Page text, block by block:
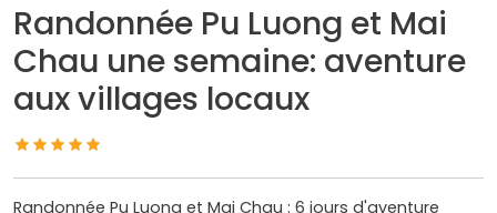
Randonnée Pu Luong et Mai
Chau une semaine: aventure
aux villages locaux
Randonnée Pu Luong et Mai Chau : 6 jours d'aventure